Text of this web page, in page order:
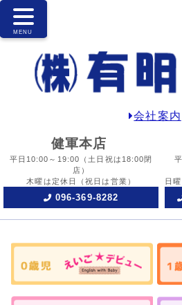
会社案内
健軍本店
平日10:00～19:00
（土日祝は18:00閉
店）
木曜は定休日
（祝日は営業）
096-369-8282
日